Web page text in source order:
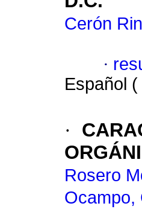
Cerón
·
Español (
·
Rosero
Ocampo,